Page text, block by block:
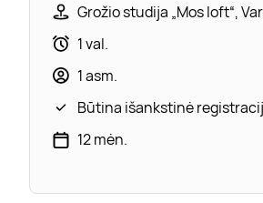
Grožio studija „Mos loft“,
1 val.
1 asm.
Būtina išankstinė
12 mėn.